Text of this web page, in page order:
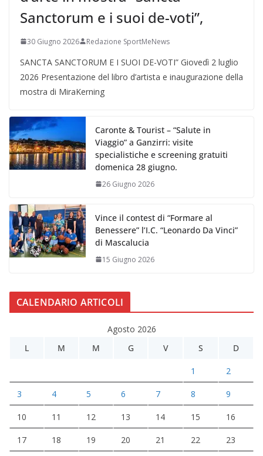
Sanctorum e i suoi de-voti”,
30 Giugno 2026 Redazione SportMeNews
SANCTA SANCTORUM E I SUOI DE-VOTI” Giovedì 2 luglio
2026 Presentazione del libro d’artista e inaugurazione della
mostra di MiraKerning
Caronte & Tourist – “Salute in
Viaggio” a Ganzirri: visite
specialistiche e screening gratuiti
domenica 28 giugno.
26 Giugno 2026
Vince il contest di “Formare al
Benessere” l’I.C. “Leonardo Da Vinci”
di Mascalucia
15 Giugno 2026
CALENDARIO ARTICOLI
Agosto 2026
L
M M G V S D
1 2
3 4 5 6 7 8 9
10 11 12 13 14 15 16
17 18 19 20 21 22 23